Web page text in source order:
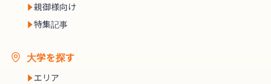
親御様向け
特集記事
大学を探す
エリア